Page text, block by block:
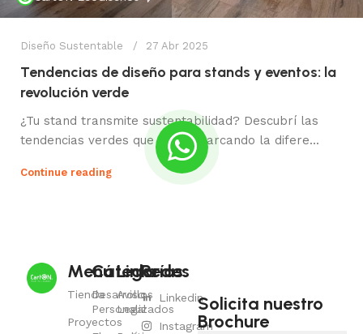
Diseño Sustentable 27 Abr 2025
Tendencias de diseño para stands y eventos: la
revolución verde
¿Tu stand transmite sustentabilidad? Descubrí las
tendencias verdes que están marcando la difere...
Continue reading
Menú
Tienda
Proyectos
Categorías
Desarrollos
Personalizados
Links
Aviso
Legal
Redes
Linkedin
Instagram
Solicita nuestro
Brochure